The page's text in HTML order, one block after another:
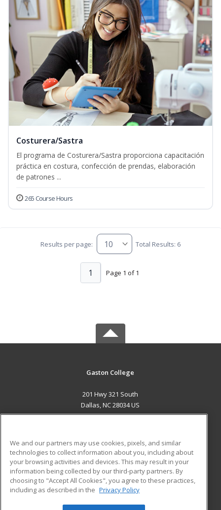
Costurera/Sastra
El programa de Costurera/Sastra proporciona capacitación
práctica en costura, confección de prendas, elaboración
de patrones ...
265 Course Hours
Results per page: Total Results: 6
Page 1 of 1
1
Gaston College
201 Hwy 321 South
Dallas, NC 28034 US
ADDITIONAL RESOURCES
Military
Financial Assistance
Help
Student Blog
We and our partners may use cookies, pixels, and similar
technologies to collect information about you, including about
your browsing activities and devices. This may result in your
information being collected by our third-party partners. By
choosing to "Accept All Cookies", you agree to these practices,
including as described in the Privacy Policy